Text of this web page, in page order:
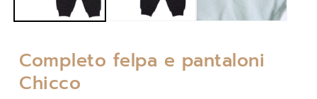
Completo felpa e pantaloni
Chicco